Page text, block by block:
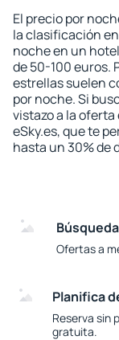
El precio por
la clasificación
noche en un
de 50-100 euros.
estrellas suelen
por noche. Si
vistazo a la oferta
eSky.es, que te
hasta un 30% de
Ofertas a
Planifica
Reserva sin
gratuita.